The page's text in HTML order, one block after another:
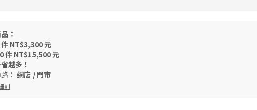
：
NT$3,300 元
件 NT$15,500 元
越多！
： 網店 / 門市
則